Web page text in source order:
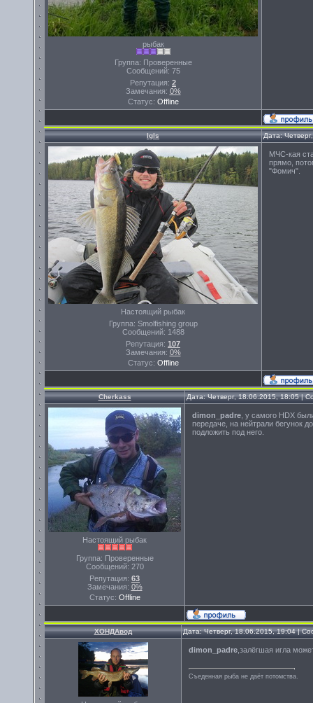
рыбак
Группа: Проверенные
Сообщений: 75
Репутация: 2
Замечания: 0%
Статус: Offline
Igls Дата:
Настоящий рыбак
Группа: Smolfishing group
Сообщений: 1488
Репутация: 107
Замечания: 0%
Статус: Offline
МЧС-кая
прямо,
"Фомич".
Cherkass Дата: Четверг, 18.06.2015, 18:05 |
Настоящий рыбак
Группа: Проверенные
Сообщений: 270
Репутация: 63
Замечания: 0%
Статус: Offline
dimon_padre , у самого HDX
передаче, на нейтрали бегунок
подложить под него.
ХОНДАвод Дата: Четверг, 18.06.2015, 19:04 |
dimon_padre ,залёгшая игла
Съеденная рыба не даёт потомства.